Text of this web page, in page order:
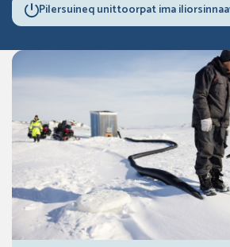
Pilersuineq unittoorpat ima